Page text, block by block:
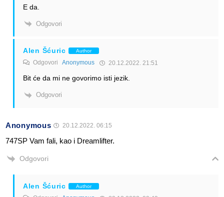
E da.
Odgovori
Alen Šćuric Author
Odgovori Anonymous 20.12.2022. 21:51
Bit će da mi ne govorimo isti jezik.
Odgovori
Anonymous 20.12.2022. 06:15
747SP Vam fali, kao i Dreamlifter.
Odgovori
Alen Šćuric Author